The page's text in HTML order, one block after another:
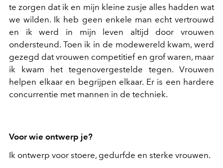
te zorgen dat ik en mijn kleine zusje alles hadden wat
we wilden. Ik heb geen enkele man echt vertrouwd
en ik werd in mijn leven altijd door vrouwen
ondersteund. Toen ik in de modewereld kwam, werd
gezegd dat vrouwen competitief en grof waren, maar
ik kwam het tegenovergestelde tegen. Vrouwen
helpen elkaar en begrijpen elkaar. Er is een hardere
concurrentie met mannen in de techniek.
Voor wie ontwerp je?
Ik ontwerp voor stoere, gedurfde en sterke vrouwen.